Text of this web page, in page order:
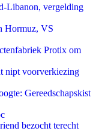
Libanon, vergelding
Hormuz, VS
Protix om
nipt voorverkiezing
Gereedschapskist
bezocht terecht